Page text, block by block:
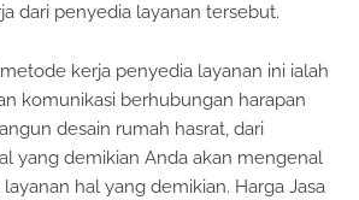
dari penyedia layanan tersebut.
kerja penyedia layanan ini ialah
komunikasi berhubungan harapan
desain rumah hasrat, dari
yang demikian Anda akan mengenal
hal yang demikian. Harga Jasa